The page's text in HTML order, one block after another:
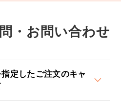
・お問い合わせ
定したご注文のキャ